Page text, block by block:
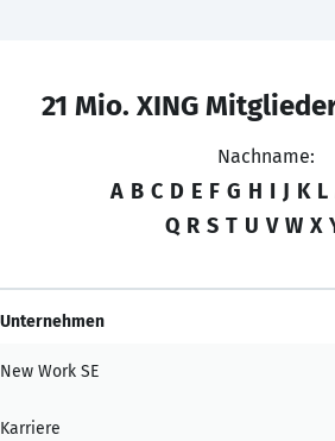
21 Mio. XING
Nachname:
A B C D E F G H I J K L
Q R S T U V W X
Unternehmen
New Work SE
Karriere